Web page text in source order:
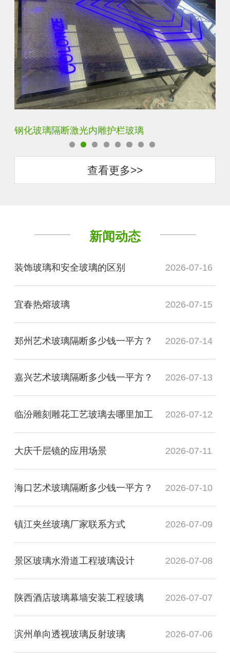
艺术内雕雪花超白钢化激光内雕发光玻璃背景墙
查看更多>>
新闻动态
装饰玻璃和安全玻璃的区别 2026-07-16
宜春热熔玻璃 2026-07-15
郑州艺术玻璃隔断多少钱一平方？ 2026-07-14
嘉兴艺术玻璃隔断多少钱一平方？ 2026-07-13
临汾雕刻雕花工艺玻璃去哪里加工 2026-07-12
大庆千层镜的应用场景 2026-07-11
海口艺术玻璃隔断多少钱一平方？ 2026-07-10
镇江夹丝玻璃厂家联系方式 2026-07-09
景区玻璃水滑道工程玻璃设计 2026-07-08
陕西酒店玻璃幕墙安装工程玻璃 2026-07-07
滨州单向透视玻璃反射玻璃 2026-07-06